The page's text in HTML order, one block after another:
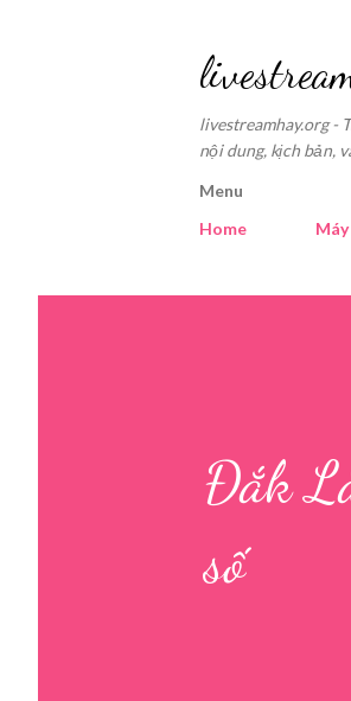
livestreamhay.org -
nội dung, kịch bản,
Menu
Home
Đắk
số